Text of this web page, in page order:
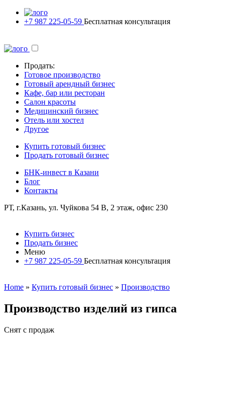
+7 987 225-05-59 Бесплатная консультация
Продать:
Готовое производство
Готовый арендный бизнес
Кафе, бар или ресторан
Салон красоты
Медицинский бизнес
Отель или хостел
Другое
Купить готовый бизнес
Продать готовый бизнес
БНК-инвест в Казани
Блог
Контакты
РТ, г.Казань, ул. Чуйкова 54 В, 2 этаж, офис 230
Купить бизнес
Продать бизнес
Меню
+7 987 225-05-59 Бесплатная консультация
Home » Купить готовый бизнес » Производство
Производство изделий из гипса
Снят с продаж